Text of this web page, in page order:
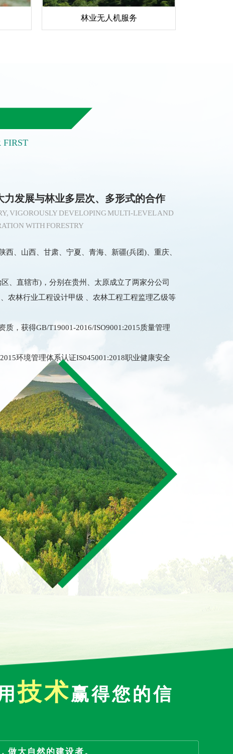
林业无人机服务
FIRST
力发展与林业多层次、多形式的合作
VIGOROUSLY DEVELOPING MULTI-LEVEL AND
WITH FORESTRY
西、山西、甘肃、宁夏、青海、新疆(兵团)、重庆、
、直辖市)，分别在贵州、太原成立了两家分公司
农林行业工程设计甲级 、农林工程工程监理乙级等
质，获得GB/T19001-2016/ISO9001:2015质量管理
环境管理体系认证IS045001:2018职业健康安全
技术赢得您的信
做大自然的建设者。